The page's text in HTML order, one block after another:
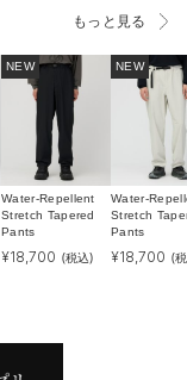
もっと見る
NEW
Water-Repellent
Stretch Tapered
Pants
¥18,700 (税込)
NEW
Water-
Stretch
Pants
¥18,700 (